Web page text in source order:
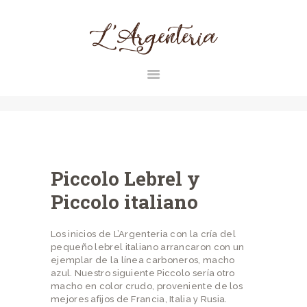
L'ARGENTERIA
MAGAZINE
Piccolo Lebrel y
Piccolo italiano
Los inicios de L’Argenteria con la cría del
pequeño lebrel italiano arrancaron con un
ejemplar de la línea carboneros, macho
azul. Nuestro siguiente Piccolo sería otro
macho en color crudo, proveniente de los
mejores afijos de Francia, Italia y Rusia.